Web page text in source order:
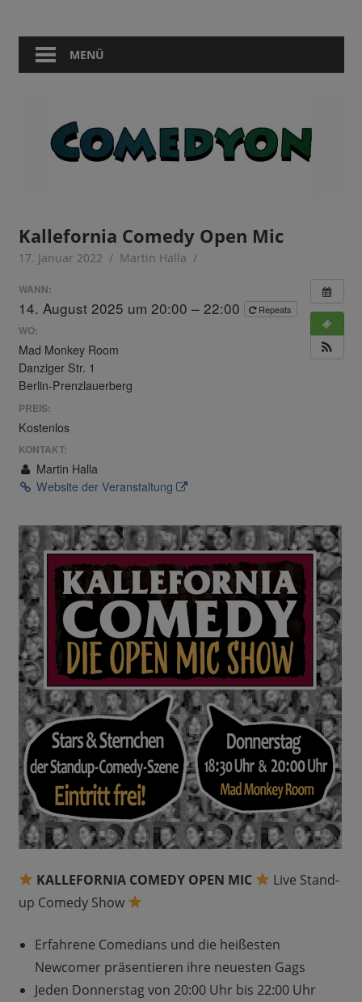
springen
Comedyon
Berlin
MENÜ
Kallefornia Comedy Open Mic
17. Januar 2022 Martin Halla
WANN:
14. August 2025 um 20:00 – 22:00 Repeats
WO:
Mad Monkey Room
Danziger Str. 1
Berlin-Prenzlauerberg
PREIS:
Kostenlos
KONTAKT:
Martin Halla
Website der Veranstaltung
KALLEFORNIA COMEDY OPEN MIC
Live Stand-
up Comedy Show
Erfahrene Comedians und die heißesten
Newcomer präsentieren ihre neuesten Gags
Jeden Donnerstag von 20:00 Uhr bis 22:00 Uhr